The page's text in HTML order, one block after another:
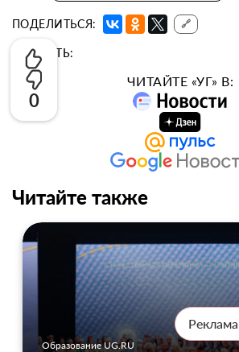
0
ПОДЕЛИТЬСЯ: 🔗
ОЦЕНИТЬ:
ЧИТАЙТЕ «УГ» В:
Читайте также
Образование UG.RU